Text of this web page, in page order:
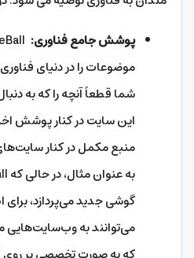
پوشش جامع فناوری:
موضوعات را در دنیای
شما قطعاً آنچه را که به
این سایت در کنار پوشش
منبع مکمل در کنار
گوشی جدید می‌پردازد، برای
می‌توانند به وب‌سایت‌هایی